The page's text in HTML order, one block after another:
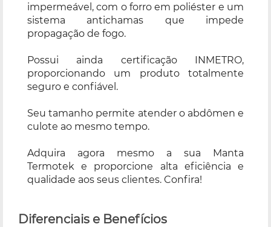
impermeável, com o forro em poliéster e um
sistema antichamas que impede
propagação de fogo.
Possui ainda certificação INMETRO,
proporcionando um produto totalmente
seguro e confiável.
Seu tamanho permite atender o abdômen e
culote ao mesmo tempo.
Adquira agora mesmo a sua Manta
Termotek e proporcione alta eficiência e
qualidade aos seus clientes. Confira!
Diferenciais e Benefícios